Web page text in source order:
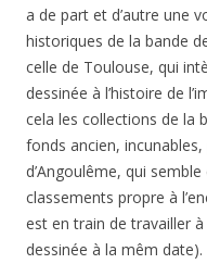
a de part et d’autre une
historiques de la bande
celle de Toulouse, qui
dessinée à l’histoire de
cela les collections de la
fonds ancien,
d’Angoulême, qui
classements propre à
est en train de travailler
dessinée à la mêm date).